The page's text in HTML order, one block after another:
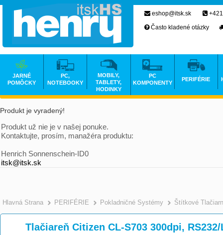
Produkt je vyradený!
Produkt už nie je v našej ponuke.
Kontaktujte, prosím, manažéra produktu:
Henrich Sonnenschein-ID0
itsk@itsk.sk
Hlavná Strana PERIFÉRIE Pokladničné Systémy Štítkové
Tlačiareň Citizen CL-S703 300dpi, RS232/
eshop@itsk.sk
Často kladené otázky
JARNÉ
POMÔCKY
PC,
NOTEBOOKY
MOBILY,
TABLETY,
HODINKY
PC
KOMPONENTY
PERIFÉRIE